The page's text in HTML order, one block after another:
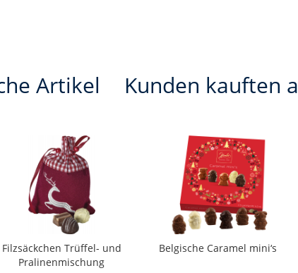
Artikel Kunden kauften
Filzsäckchen Trüffel- und
Pralinenmischung
Belgische Caramel mini‘s